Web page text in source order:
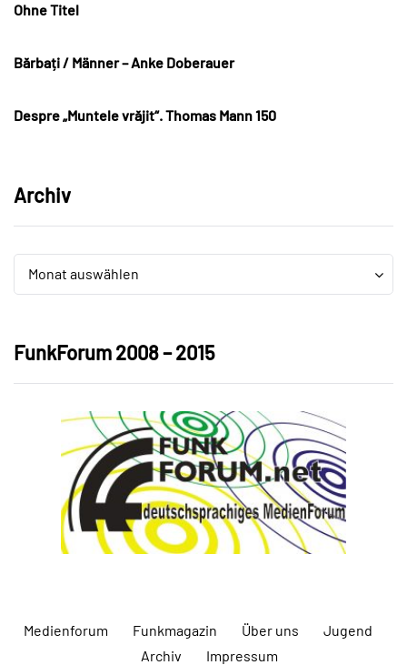
Ohne Titel
Bărbați / Männer – Anke Doberauer
Despre „Muntele vrăjit“. Thomas Mann 150
Archiv
Archiv
Monat auswählen
Archiv
FunkForum 2008 – 2015
Medienforum Funkmagazin Über uns
Jugend
Archiv
Impressum